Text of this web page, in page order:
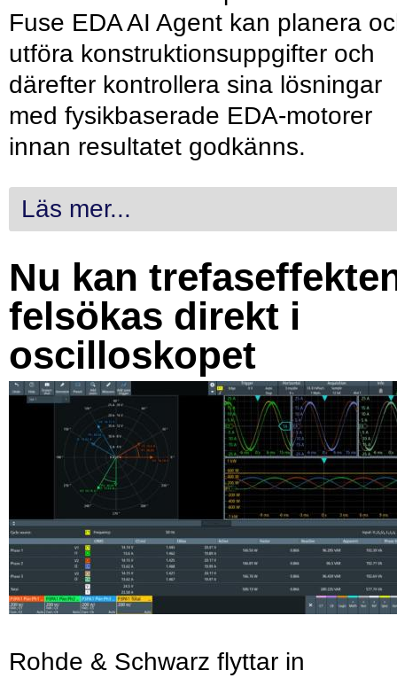
Fuse EDA AI Agent kan planera
utföra konstruktionsuppgifter och
därefter kontrollera sina lösningar
med fysikbaserade EDA-motorer
innan resultatet godkänns.
Läs mer...
Nu kan
felsökas direkt i
oscilloskopet
Rohde & Schwarz flyttar in